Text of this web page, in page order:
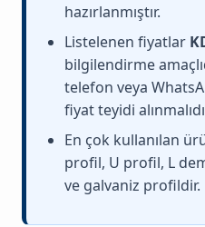
hazırlanmıştır.
Listelenen fiyatlar
bilgilendirme
telefon veya
fiyat teyidi
En çok kullanılan
profil, U profil, L
ve galvaniz profildir.